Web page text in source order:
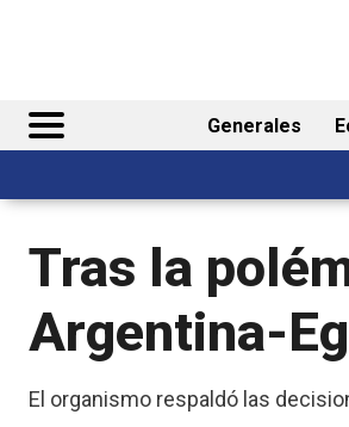
Generales
Tras la
Argentina-
El organismo respaldó las